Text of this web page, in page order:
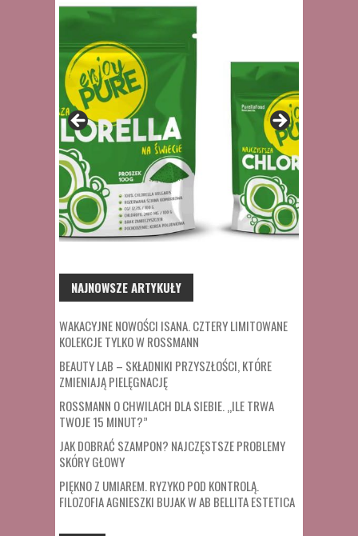
NAJNOWSZE ARTYKUŁY
WAKACYJNE NOWOŚCI ISANA. CZTERY LIMITOWANE
KOLEKCJE TYLKO W ROSSMANN
BEAUTY LAB – SKŁADNIKI PRZYSZŁOŚCI, KTÓRE
ZMIENIAJĄ PIELĘGNACJĘ
ROSSMANN O CHWILACH DLA SIEBIE. „ILE TRWA
TWOJE 15 MINUT?”
JAK DOBRAĆ SZAMPON? NAJCZĘSTSZE PROBLEMY
SKÓRY GŁOWY
PIĘKNO Z UMIAREM. RYZYKO POD KONTROLĄ.
FILOZOFIA AGNIESZKI BUJAK W AB BELLITA ESTETICA